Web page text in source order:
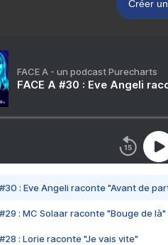
Créer
FACE A - un podcast Purecharts
FACE A #30 : Eve Angeli
#30 : Eve Angeli raconte "Avant de
#29 : MC Solaar raconte "Bouge de là"
#28 : Lorie raconte "Je vais vite"